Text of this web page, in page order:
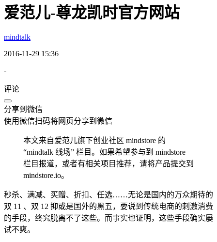
爱范儿-尊龙凯时官方网站
mindtalk
2016-11-29 15:36
-
评论
分享到微信
使用微信扫码将网页分享到微信
本文来自爱范儿旗下创业社区 mindstore 的
“mindtalk 线场” 栏目。如果希望参与到 mindstore
栏目报道，或者有相关项目推荐，请将产品提交到
mindstore.io。
秒杀、满减、买赠、折扣、任选……无论是国内的万众期待的
双 11 、双 12 抑或是国外的黑五，要说到传统电商的刺激消费
的手段，终究脱离不了这些。而事实也证明，这些手段确实屡
试不爽。